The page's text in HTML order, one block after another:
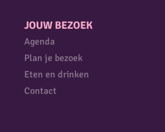
JOUW BEZOEK
Agenda
Plan je bezoek
Eten en drinken
Contact